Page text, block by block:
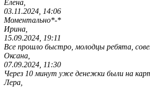
Елена,
03.11.2024, 14:06
Моментально*-*
Ирина,
15.09.2024, 19:11
Все прошло быстро, молодцы ребята,
Оксана,
07.09.2024, 11:30
Через 10 минут уже денежки были на
Лера,